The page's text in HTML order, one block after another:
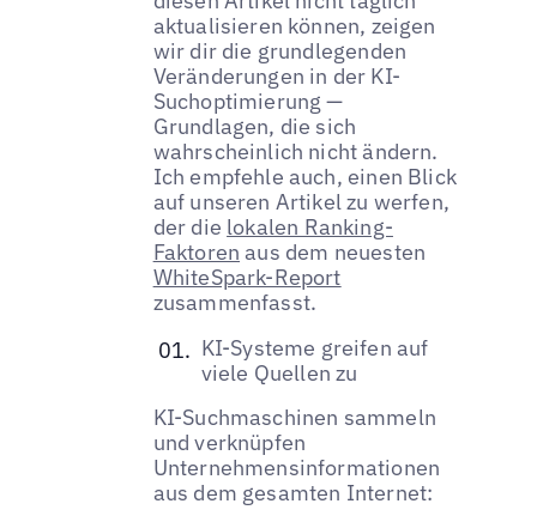
aktualisieren können, zeigen
wir dir die grundlegenden
Veränderungen in der KI-
Suchoptimierung —
Grundlagen, die sich
wahrscheinlich nicht ändern.
Ich empfehle auch, einen Blick
auf unseren Artikel zu werfen,
der die lokalen Ranking-
Faktoren aus dem neuesten
WhiteSpark-Report
zusammenfasst.
KI-Systeme greifen auf
viele Quellen zu
KI-Suchmaschinen sammeln
und verknüpfen
Unternehmensinformationen
aus dem gesamten Internet: